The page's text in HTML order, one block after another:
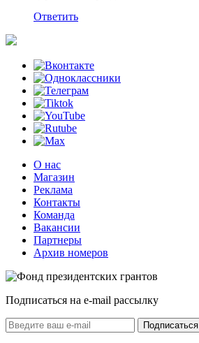
Ответить
О нас
Магазин
Реклама
Контакты
Команда
Вакансии
Партнеры
Архив номеров
Подписаться на e-mail рассылку
Подписаться